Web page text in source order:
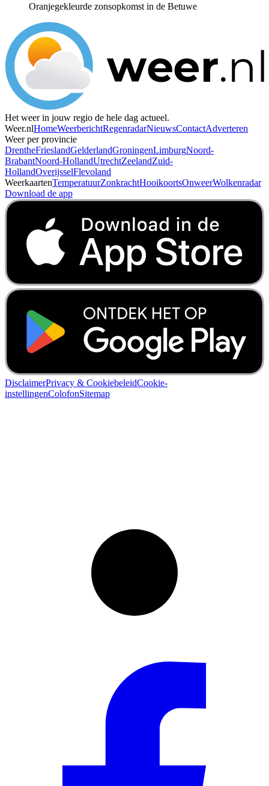
Oranjegekleurde zonsopkomst in de Betuwe
Het weer in jouw regio de hele dag actueel.
Weer.nlHomeWeerberichtRegenradarNieuwsContactAdverteren
Weer per provincie
DrentheFrieslandGelderlandGroningenLimburgNoord-
BrabantNoord-HollandUtrechtZeelandZuid-
HollandOverijsselFlevoland
WeerkaartenTemperatuurZonkrachtHooikoortsOnweerWolkenradar
Download de app
DisclaimerPrivacy & CookiebeleidCookie-
instellingenColofonSitemap